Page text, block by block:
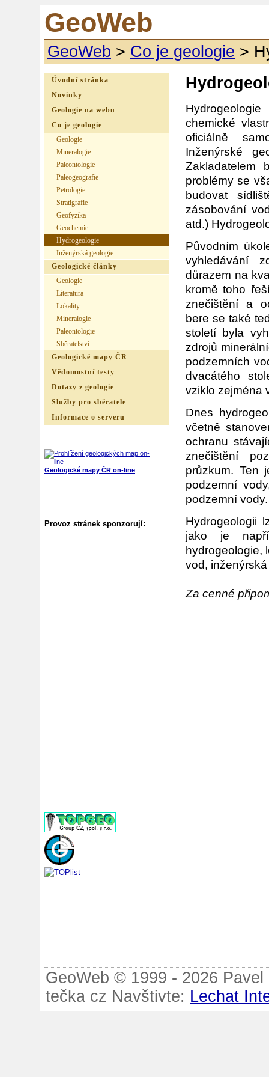
GeoWeb
GeoWeb > Co je geologie >
chemické
oficiálně
Inženýrské
Zakladatelem
problémy se
budovat
zásobování
atd.)
Původním
vyhledávání
důrazem na
kromě toho
znečištění a
bere se také
století byla
zdrojů
podzemních
dvacátého
vziklo zejména
Dnes
včetně
ochranu
znečištění
průzkum. Ten
podzemní
podzemní vody.
Hydrogeologii
jako je
hydrogeologie,
vod,
Za cenné
Úvodní stránka
Novinky
Geologie na webu
Co je geologie
Geologie
Mineralogie
Paleontologie
Paleogeografie
Petrologie
Stratigrafie
Geofyzika
Geochemie
Hydrogeologie
Inženýrská geologie
Geologické články
Geologie
Literatura
Lokality
Mineralogie
Paleontologie
Sběratelství
Geologické mapy ČR
Vědomostní testy
Dotazy z geologie
Služby pro sběratele
Informace o serveru
Geologické mapy ČR on-line
Provoz stránek sponzorují:
GeoWeb © 1999 - 2026
tečka cz Navštivte: Lechat